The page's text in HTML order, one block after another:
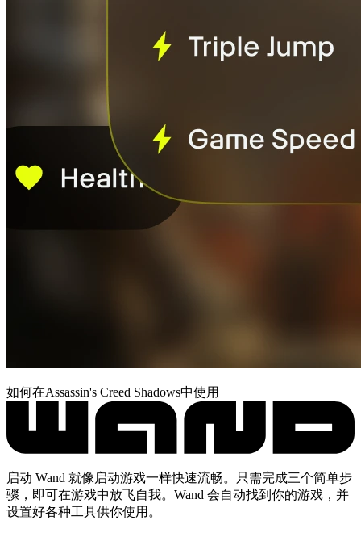
如何在Assassin's Creed Shadows中使用
启动 Wand 就像启动游戏一样快速流畅。只需完成三个简单步
骤，即可在游戏中放飞自我。Wand 会自动找到你的游戏，并
设置好各种工具供你使用。